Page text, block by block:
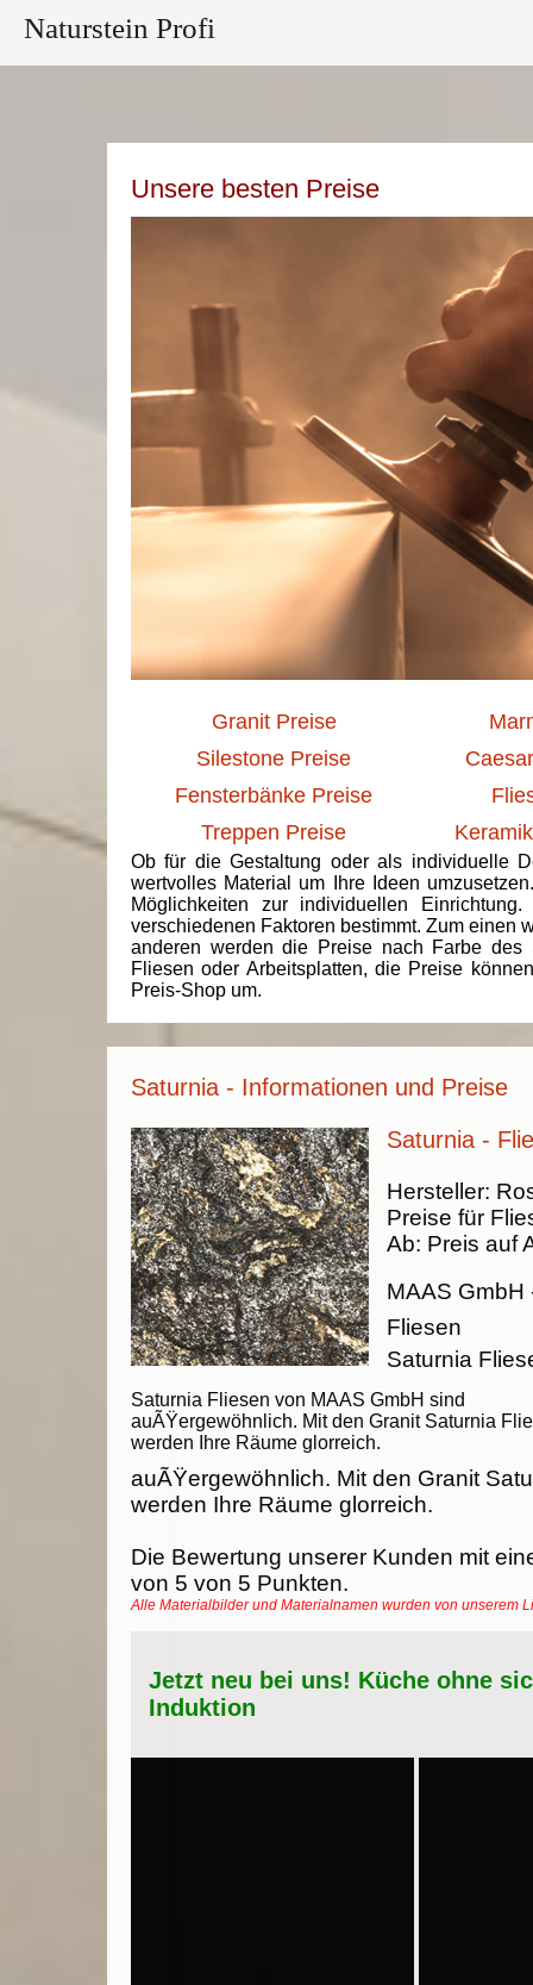
Naturstein Profi
Unsere besten Preise
Granit Preise
Silestone Preise
Fensterbänke Preise
Treppen Preise
Ob für die Gestaltung oder als individuelle
wertvolles Material um Ihre Ideen
Möglichkeiten zur individuellen
verschiedenen Faktoren bestimmt. Zum einen
anderen werden die Preise nach Farbe des
Fliesen oder Arbeitsplatten, die Preise
Preis-Shop um.
Saturnia - Informationen und Preise
Saturnia -
Saturnia Fliesen von MAAS GmbH sind
auÃŸergewöhnlich. Mit den Granit Saturnia
werden Ihre Räume glorreich.
Hersteller:
Preise für
Ab: Preis auf
MAAS GmbH
Fliesen
Saturnia
auÃŸergewöhnlich. Mit den Granit
werden Ihre Räume glorreich.
Die Bewertung unserer Kunden mit
von 5 von 5 Punkten.
Alle Materialbilder und Materialnamen wurden von unserem
Jetzt neu bei uns! Küche ohne
Induktion